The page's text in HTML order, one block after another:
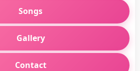
Songs
Gallery
Contact